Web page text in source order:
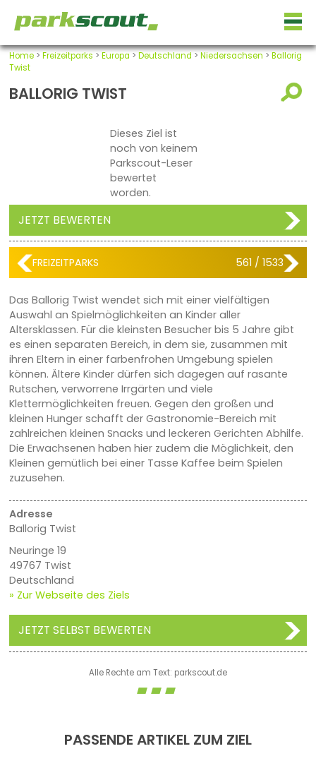
Home> Freizeitparks > Europa > Deutschland > Niedersachsen > Ballorig
Twist
BALLORIG TWIST
Dieses Ziel ist
noch von keinem
Parkscout-Leser
bewertet
worden.
JETZT BEWERTEN
FREIZEITPARKS 561 / 1533
Das Ballorig Twist wendet sich mit einer vielfältigen
Auswahl an Spielmöglichkeiten an Kinder aller
Altersklassen. Für die kleinsten Besucher bis 5 Jahre gibt
es einen separaten Bereich, in dem sie, zusammen mit
ihren Eltern in einer farbenfrohen Umgebung spielen
können. Ältere Kinder dürfen sich dagegen auf rasante
Rutschen, verworrene Irrgärten und viele
Klettermöglichkeiten freuen. Gegen den großen und
kleinen Hunger schafft der Gastronomie-Bereich mit
zahlreichen kleinen Snacks und leckeren Gerichten Abhilfe.
Die Erwachsenen haben hier zudem die Möglichkeit, den
Kleinen gemütlich bei einer Tasse Kaffee beim Spielen
zuzusehen.
Adresse
Ballorig Twist
Neuringe 19
49767 Twist
Deutschland
» Zur Webseite des Ziels
JETZT SELBST BEWERTEN
Alle Rechte am Text: parkscout.de
PASSENDE ARTIKEL ZUM ZIEL